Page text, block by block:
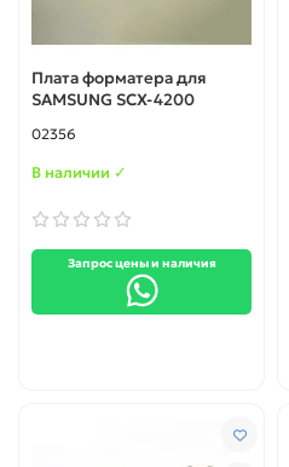
Плата форматера для
SAMSUNG SCX-4200
02356
В наличии ✓
Запрос цены и наличия